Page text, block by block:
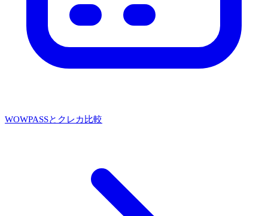
WOWPASSとクレカ比較